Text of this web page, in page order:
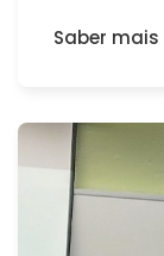
Saber mais